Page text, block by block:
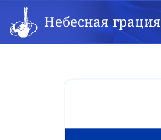
Небесная грация